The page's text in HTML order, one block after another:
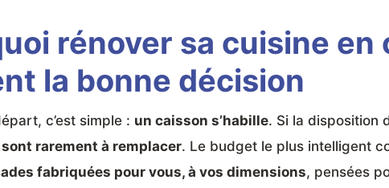
rénover sa cuisine
la bonne décision
c’est simple : un caisson s’habille. Si la disposition
rarement à remplacer. Le budget le plus intelligent
fabriquées pour vous, à vos dimensions, pensées